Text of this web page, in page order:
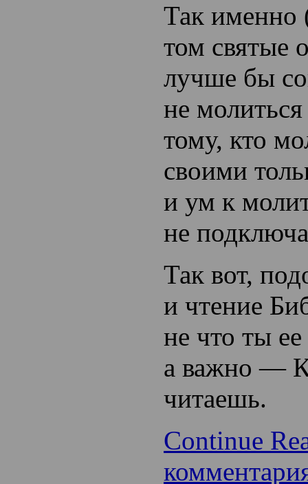
Так именно
том святые
лучше бы
не
тому, кто
своими
и ум к
не
Так вот,
и чтение
не что ты
а важно —
читаешь.
Continue